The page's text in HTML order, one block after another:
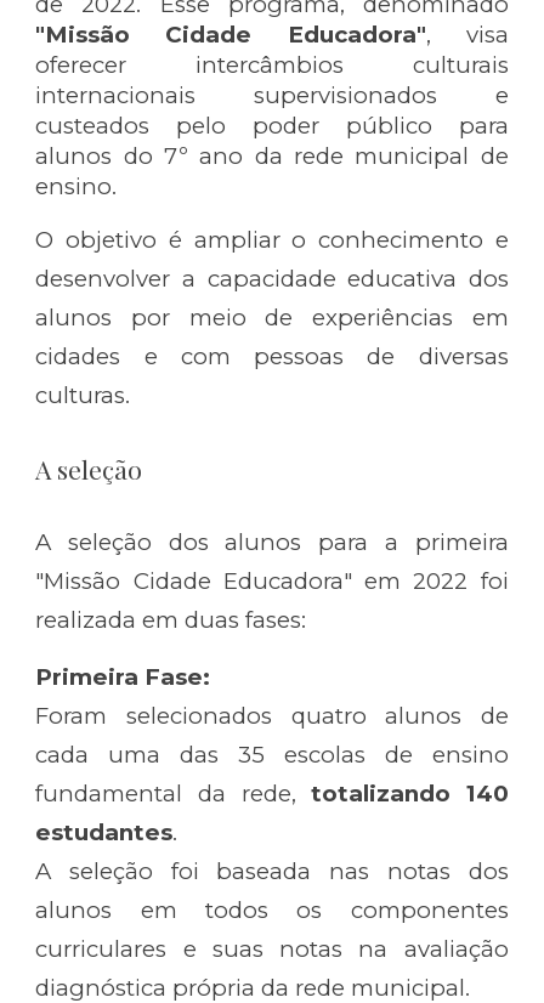
"Missão Cidade Educadora", visa
oferecer intercâmbios culturais
internacionais supervisionados e
custeados pelo poder público para
alunos do 7º ano da rede municipal de
ensino.
O objetivo é ampliar o conhecimento e
desenvolver a capacidade educativa dos
alunos por meio de experiências em
cidades e com pessoas de diversas
culturas.
A seleção
A seleção dos alunos para a primeira
"Missão Cidade Educadora" em 2022 foi
realizada em duas fases:
Primeira Fase:
Foram selecionados quatro alunos de
cada uma das 35 escolas de ensino
fundamental da rede,totalizando 140
estudantes.
A seleção foi baseada nas notas dos
alunos em todos os componentes
curriculares e suas notas na avaliação
diagnóstica própria da rede municipal.